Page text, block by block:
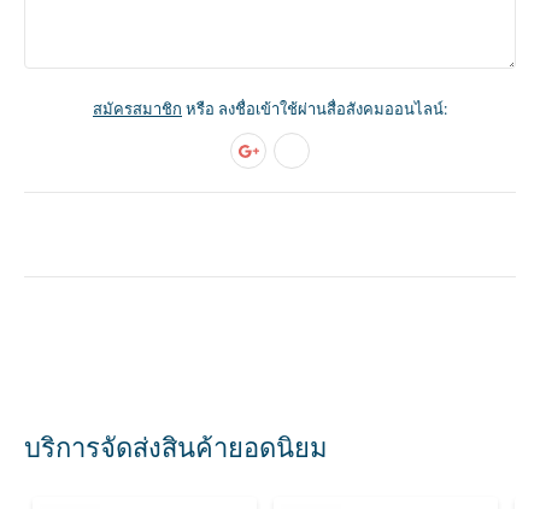
สมัครสมาชิก หรือ ลงชื่อเข้าใช้ผ่านสื่อสังคมออนไลน์:
บริการจัดส่งสินค้ายอดนิยม